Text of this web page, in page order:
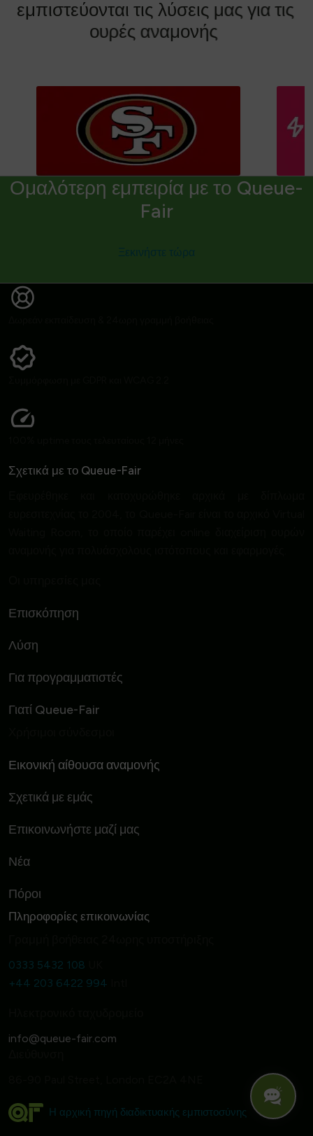
εμπιστεύονται τις λύσεις μας για τις
ουρές αναμονής
Ομαλότερη εμπειρία με το Queue-
Fair
Σχετικά με το Queue-Fair
Επισκόπηση
Λύση
Για προγραμματιστές
Γιατί Queue-Fair
Εικονική αίθουσα αναμονής
Σχετικά με εμάς
Επικοινωνήστε μαζί μας
Νέα
Πόροι
Πληροφορίες επικοινωνίας
0333 5432 108
+44 203 6422 994
Η αρχική πηγή διαδικτυακής εμπιστοσύνης